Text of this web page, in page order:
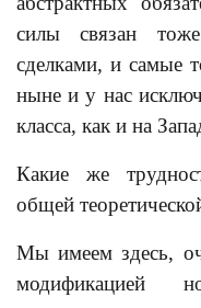
силы связан
сделками, и самые
ныне и у нас
класса, как и на
Какие же
общей
Мы имеем здесь,
модификацией